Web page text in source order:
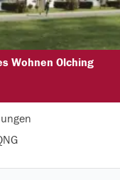
Wohnen Olching